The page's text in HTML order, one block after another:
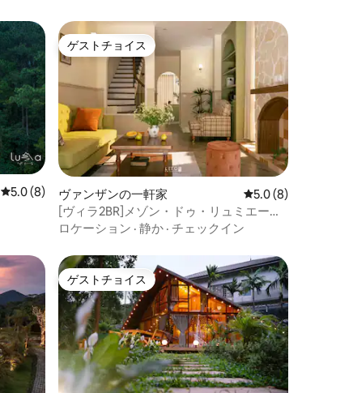
レビュー8件、5つ星中5.0つ星の平均評価
5.0 (8)
ゲストチョイス
ゲストチョイス
ヴァンザンの一軒家 レビュー8件、5つ
5.0 (8)
[ヴィラ2BR]メゾン・ドゥ・リュミエー
ル・ヴィンホームオーシャンパーク3
ロケーション · 静か · チェックイン
ゲストチョイス
ゲストチョイス